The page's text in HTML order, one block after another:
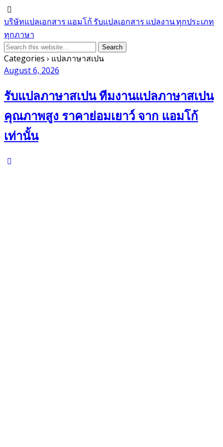
บริษัทแปลเอกสาร แอมโก้ รับแปลเอกสาร แปลงาน ทุกประเภท
ทุกภาษา
Categories › แปลภาษาสเปน
August 6, 2026
รับแปลภาษาสเปน ทีมงานแปลภาษาสเปน
คุณภาพสูง ราคาย่อมเยาว์ จาก แอมโก้
เท่านั้น